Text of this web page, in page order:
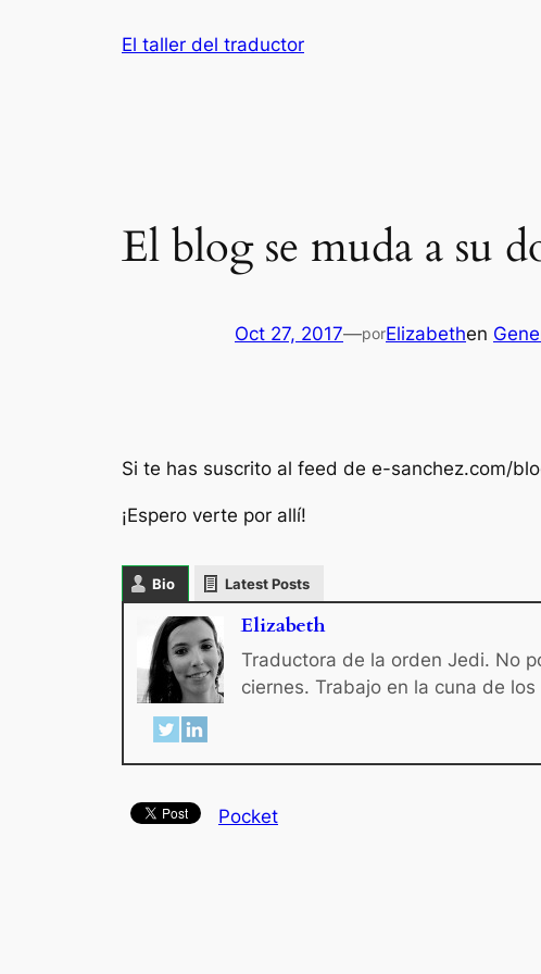
El taller del traductor
El blog se muda a su
Oct 27, 2017—porElizabethen
Si te has suscrito al feed de e-sanchez.com/
¡Espero verte por allí!
Bio Latest Posts
Elizabeth
Traductora de la orden Jedi. No
ciernes. Trabajo en la cuna de
Pocket